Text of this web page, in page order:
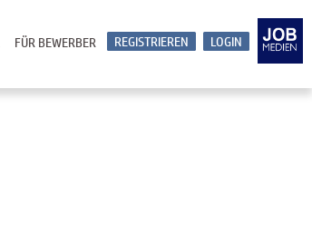
LOGIN
REGISTRIEREN
FÜR BEWERBER